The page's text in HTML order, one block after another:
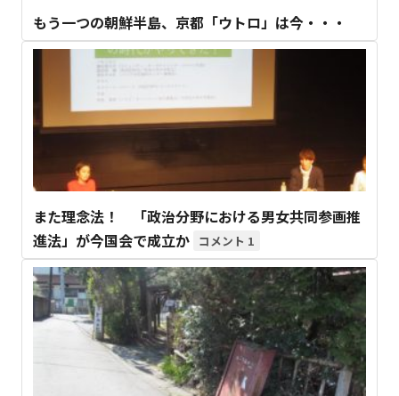
もう一つの朝鮮半島、京都「ウトロ」は今・・・
また理念法！ 「政治分野における男女共同参画推
進法」が今国会で成立か
1